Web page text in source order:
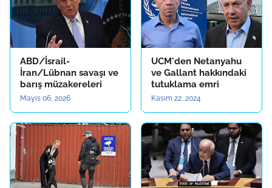
ABD/İsrail-
İran/Lübnan savaşı ve
barış müzakereleri
Mayıs 06, 2026
UCM'den Netanyahu
ve Gallant hakkındaki
tutuklama emri
Kasım 22, 2024